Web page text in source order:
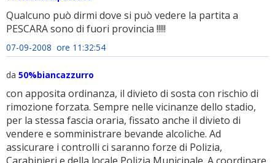
Qualcuno può dirmi dove si può vedere la partita a
PESCARA sono di fuori provincia !!!!!
07-09-2008 ore 11:32:54
da 50%biancazzurro
con apposita ordinanza, il divieto di sosta con rischio di
rimozione forzata. Sempre nelle vicinanze dello stadio,
per la stessa fascia oraria, fissato anche il divieto di
vendere e somministrare bevande alcoliche. Ad
assicurare i controlli ci saranno forze di Polizia,